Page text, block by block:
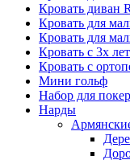
Кровать диван
Кровать для
Кровать для
Кровать с 3х
Кровать с
Мини гольф
Набор для
Нарды